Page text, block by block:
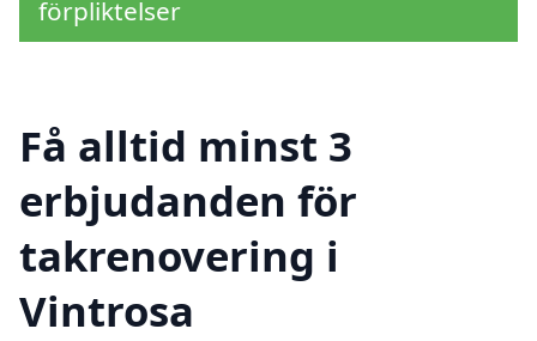
förpliktelser
Få alltid minst 3
erbjudanden för
takrenovering i
Vintrosa